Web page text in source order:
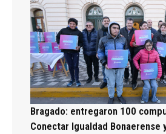
Bragado: entregaron 100
Conectar Igualdad Bonaerense